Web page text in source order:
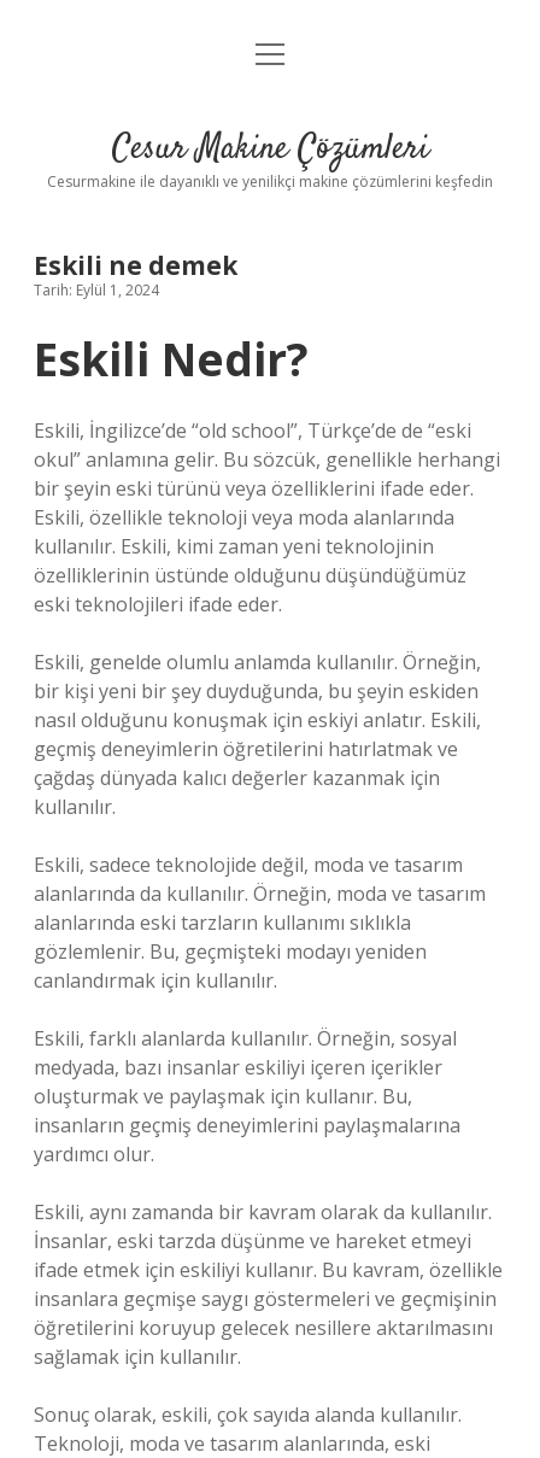
Anasayfa
Yasal Uyarı
menüyü
Cesur Makine Çözümleri
Cesurmakine ile dayanıklı ve yenilikçi makine çözümlerini keşfedin
Eskili ne demek
Tarih: Eylül 1, 2024
Eskili Nedir?
Eskili, İngilizce’de “old school”, Türkçe’de de “eski
okul” anlamına gelir. Bu sözcük, genellikle herhangi
bir şeyin eski türünü veya özelliklerini ifade eder.
Eskili, özellikle teknoloji veya moda alanlarında
kullanılır. Eskili, kimi zaman yeni teknolojinin
özelliklerinin üstünde olduğunu düşündüğümüz
eski teknolojileri ifade eder.
Eskili, genelde olumlu anlamda kullanılır. Örneğin,
bir kişi yeni bir şey duyduğunda, bu şeyin eskiden
nasıl olduğunu konuşmak için eskiyi anlatır. Eskili,
geçmiş deneyimlerin öğretilerini hatırlatmak ve
çağdaş dünyada kalıcı değerler kazanmak için
kullanılır.
Eskili, sadece teknolojide değil, moda ve tasarım
alanlarında da kullanılır. Örneğin, moda ve tasarım
alanlarında eski tarzların kullanımı sıklıkla
gözlemlenir. Bu, geçmişteki modayı yeniden
canlandırmak için kullanılır.
Eskili, farklı alanlarda kullanılır. Örneğin, sosyal
medyada, bazı insanlar eskiliyi içeren içerikler
oluşturmak ve paylaşmak için kullanır. Bu,
insanların geçmiş deneyimlerini paylaşmalarına
yardımcı olur.
Eskili, aynı zamanda bir kavram olarak da kullanılır.
İnsanlar, eski tarzda düşünme ve hareket etmeyi
ifade etmek için eskiliyi kullanır. Bu kavram, özellikle
insanlara geçmişe saygı göstermeleri ve geçmişinin
öğretilerini koruyup gelecek nesillere aktarılmasını
sağlamak için kullanılır.
Sonuç olarak, eskili, çok sayıda alanda kullanılır.
Teknoloji, moda ve tasarım alanlarında, eski